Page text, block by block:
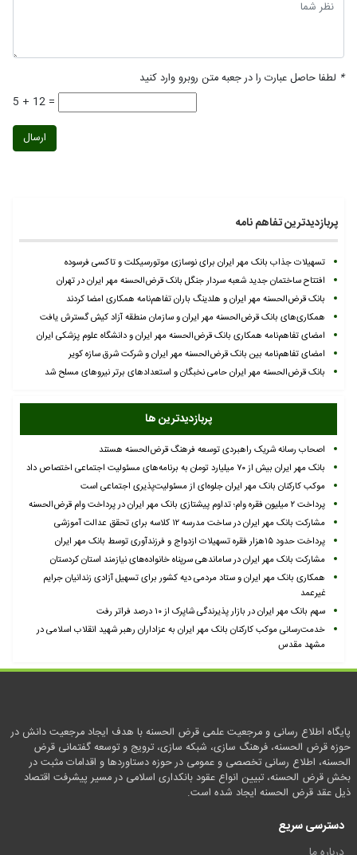
* لطفا حاصل عبارت را در جعبه متن روبرو وارد کنید
5 + 12 =
ارسال
پربازدیدترین تفاهم نامه
تسهیلات جذاب بانک مهر ایران برای نوسازی موتورسیکلت و تاکسی فرسوده
افتتاح ساختمان جدید شعبه سردار جنگل بانک قرض‌الحسنه مهر ایران در تهران
بانک قرض‌الحسنه مهر ایران و هلدینگ باران تفاهم‌نامه همکاری امضا کردند
همکاری‌های بانک قرض‌الحسنه مهر ایران و سازمان منطقه آزاد کیش گسترش یافت
امضای تفاهم‌نامه همکاری بانک قرض‌الحسنه مهر ایران و دانشگاه علوم پزشکی ایران
امضای تفاهم‌نامه بین بانک قرض‌الحسنه مهر ایران و شرکت شرق سازه کویر
بانک قرض‌الحسنه مهر ایران حامی نخبگان و استعدادهای برتر نیروهای مسلح شد
پربازدیدترین ها
اصحاب رسانه شریک راهبردی توسعه فرهنگ قرض‌الحسنه هستند
بانک مهر ایران بیش از ۷۰ میلیارد تومان به برنامه‌های مسئولیت اجتماعی اختصاص داد
موکب کارکنان بانک مهر ایران جلوه‌ای از مسئولیت‌پذیری اجتماعی است
پرداخت ۲ میلیون فقره وام؛ تداوم پیشتازی بانک مهر ایران در پرداخت وام قرض‌الحسنه
مشارکت بانک مهر ایران در ساخت مدرسه ۱۲ کلاسه برای تحقق عدالت آموزشی
پرداخت حدود ۱۵هزار فقره تسهیلات ازدواج و فرزندآوری توسط بانک مهر ایران
مشارکت بانک مهر ایران در ساماندهی سرپناه خانواده‌های نیازمند استان کردستان
همکاری بانک مهر ایران و ستاد مردمی دیه کشور برای تسهیل آزادی زندانیان جرایم
غیرعمد
سهم بانک مهر ایران در بازار پذیرندگی شاپرک از ۱۰ درصد فراتر رفت
خدمت‌رسانی موکب کارکنان بانک مهر ایران به عزاداران رهبر شهید انقلاب اسلامی در
مشهد مقدس
پایگاه اطلاع رسانی و مرجعیت علمی قرض الحسنه با هدف ایجاد مرجعیت دانش در
حوزه قرض الحسنه، فرهنگ سازی، شبکه سازی، ترویج و توسعه گفتمانی قرض
الحسنه، اطلاع رسانی تخصصی و عمومی در حوزه دستاوردها و اقدامات مثبت در
بخش قرض الحسنه، تبیین انواع عقود بانکداری اسلامی در مسیر پیشرفت اقتصاد
ذیل عقد قرض الحسنه ایجاد شده است.
دسترسی سریع